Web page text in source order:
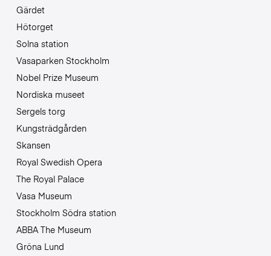
Gärdet
Hötorget
Solna station
Vasaparken Stockholm
Nobel Prize Museum
Nordiska museet
Sergels torg
Kungsträdgården
Skansen
Royal Swedish Opera
The Royal Palace
Vasa Museum
Stockholm Södra station
ABBA The Museum
Gröna Lund